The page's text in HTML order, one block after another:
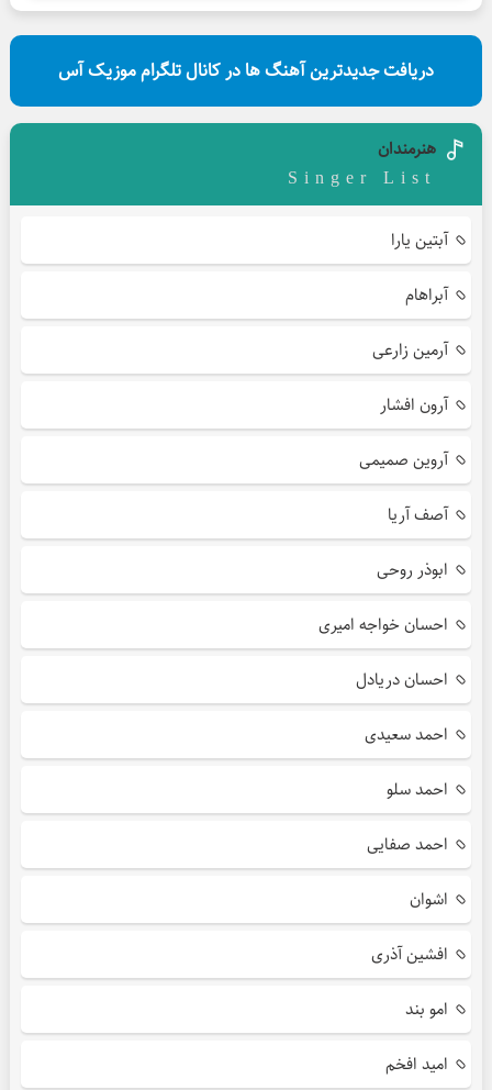
دریافت جدیدترین آهنگ ها در کانال تلگرام موزیک آس
هنرمندان
Singer List
آبتین یارا
آبراهام
آرمین زارعی
آرون افشار
آروین صمیمی
آصف آریا
ابوذر روحی
احسان خواجه امیری
احسان دریادل
احمد سعیدی
احمد سلو
احمد صفایی
اشوان
افشین آذری
امو بند
امید افخم